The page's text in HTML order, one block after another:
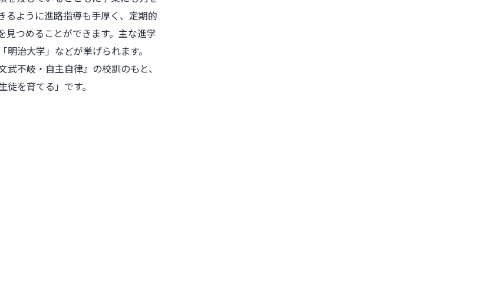
るように進路指導も手厚く、定期的
見つめることができます。主な進学
治大学」などが挙げられます。
不岐・自主自律』の校訓のもと、
を育てる」です。